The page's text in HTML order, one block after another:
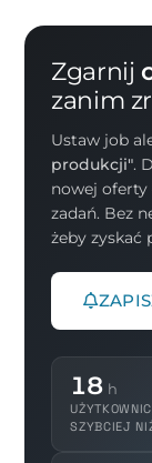
Zgarnij
zanim
Ustaw job
produkcji".
nowej oferty
zadań. Bez
żeby zyskać
18 h
SZYBCIEJ